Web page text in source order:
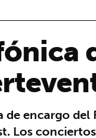
de encargo
Los